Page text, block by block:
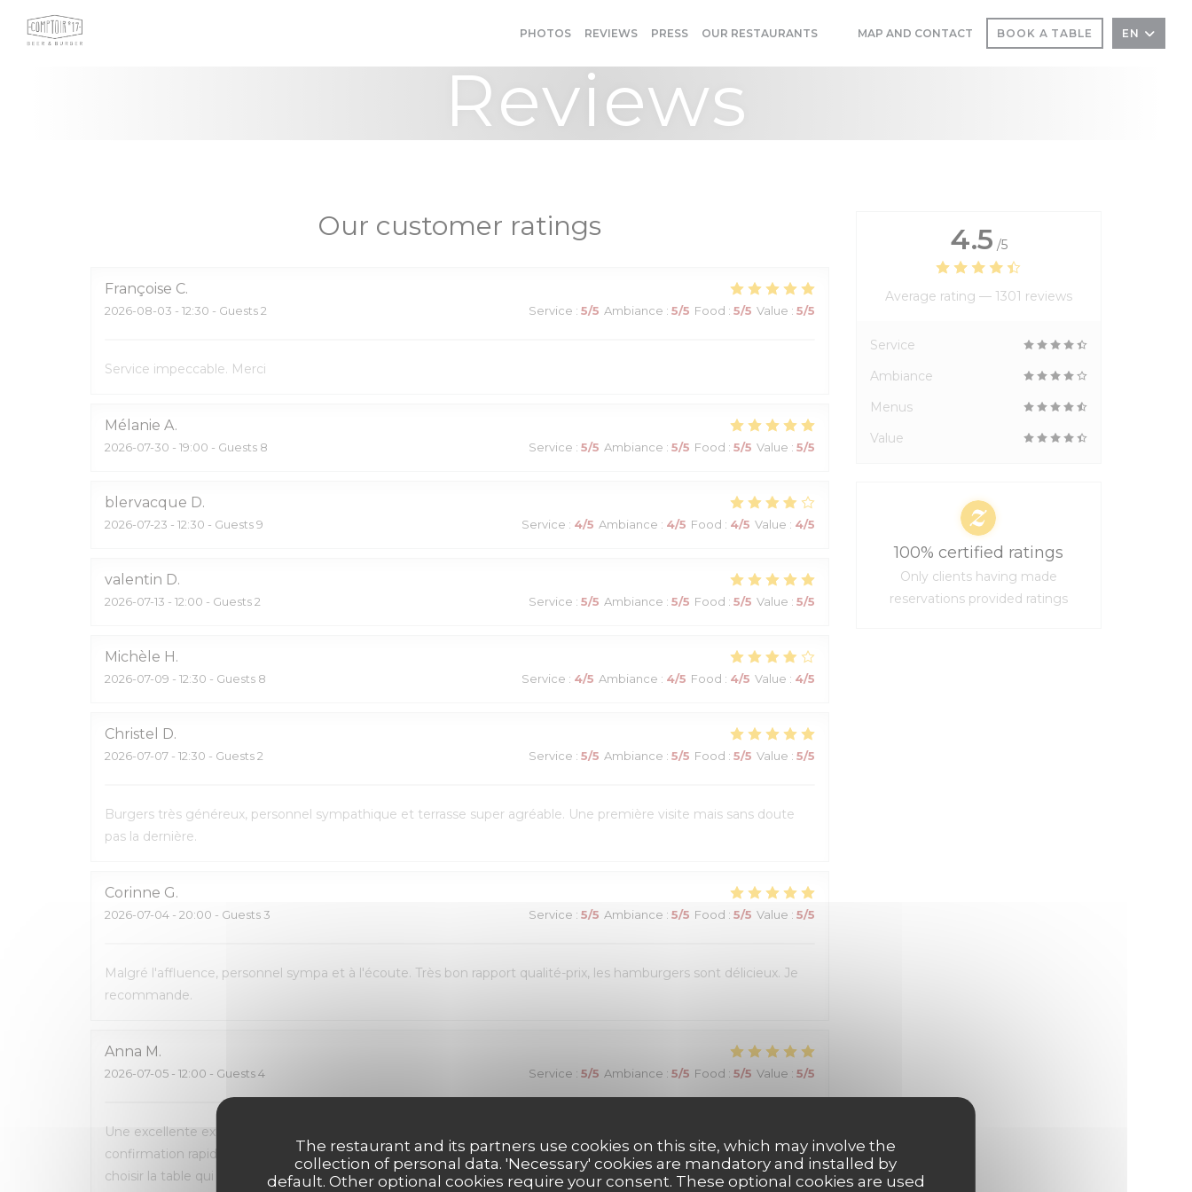
Personalizing your cookie choices
The restaurant and its partners use cookies on this site, which may involve the
collection of personal data. 'Necessary' cookies are mandatory and installed by
default. Other optional cookies require your consent. These optional cookies are used
PHOTOS REVIEWS PRESS OUR RESTAURANTS
((OPENS IN A NEW WINDOW))
((OPENS IN A NEW WINDOW))
MAP AND CONTACT BOOK A TABLE EN
Reviews
Our customer ratings
Françoise C
2026-08-03 - 12:30 - Guests 2 Service : 5/5 Ambiance : 5/5 Food : 5/5 Value : 5/5
Service impeccable. Merci
Mélanie A
2026-07-30 - 19:00 - Guests 8 Service : 5/5 Ambiance : 5/5 Food : 5/5 Value : 5/5
blervacque D
2026-07-23 - 12:30 - Guests 9 Service : 4/5 Ambiance : 4/5 Food : 4/5 Value : 4/5
valentin D
2026-07-13 - 12:00 - Guests 2 Service : 5/5 Ambiance : 5/5 Food : 5/5 Value : 5/5
Michèle H
2026-07-09 - 12:30 - Guests 8 Service : 4/5 Ambiance : 4/5 Food : 4/5 Value : 4/5
Christel D
2026-07-07 - 12:30 - Guests 2 Service : 5/5 Ambiance : 5/5 Food : 5/5 Value : 5/5
Burgers très généreux, personnel sympathique et terrasse super agréable. Une première visite mais sans doute
pas la dernière.
Corinne G
2026-07-04 - 20:00 - Guests 3 Service : 5/5 Ambiance : 5/5 Food : 5/5 Value : 5/5
Malgré l'affluence, personnel sympa et à l'écoute. Très bon rapport qualité-prix, les hamburgers sont délicieux. Je
recommande.
Anna M
2026-07-05 - 12:00 - Guests 4 Service : 5/5 Ambiance : 5/5 Food : 5/5 Value : 5/5
Une excellente expérience du début à la fin. La réservation en ligne était très simple et fluide, avec une
confirmation rapide par e-mail et SMS. L’accueil était chaleureux et le personnel très à l’écoute. Nous avons pu
choisir la table qui nous convenait le mieux. Les burgers étaient excellents et le service impeccable. Nous avons
4.5 /5
Average rating — 1301 reviews
Service
Ambiance
Menus
Value
100% certified ratings
Only clients having made
reservations provided ratings